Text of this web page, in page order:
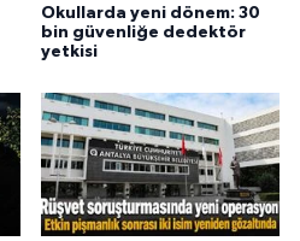
Okullarda yeni dönem: 30
bin güvenliğe dedektör
yetkisi